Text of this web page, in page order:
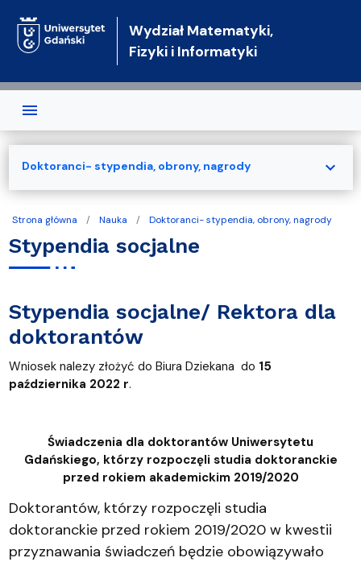
Wydział Matematyki,
Fizyki i Informatyki
Strona główna Nauka Doktoranci- stypendia, obrony, nagrody
Stypendia socjalne
Stypendia socjalne/ Rektora dla
doktorantów
Wniosek nalezy złożyć do Biura Dziekana do 15
października 2022 r.
Świadczenia dla doktorantów Uniwersytetu
Gdańskiego, którzy rozpoczęli studia doktoranckie
przed rokiem akademickim 2019/2020
Doktorantów, którzy rozpoczęli studia
doktoranckie przed rokiem 2019/2020 w kwestii
przyznawania świadczeń będzie obowiązywało
Doktoranci- stypendia, obrony, nagrody expand_more